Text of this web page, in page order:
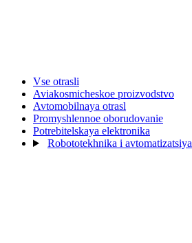
Vse otrasli
Aviakosmicheskoe proizvodstvo
Avtomobilnaya otrasl
Promyshlennoe oborudovanie
Potrebitelskaya elektronika
Robototekhnika i avtomatizatsiya